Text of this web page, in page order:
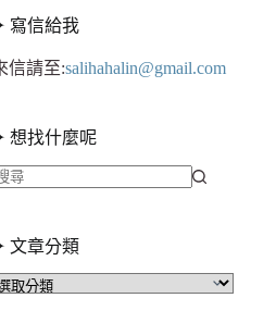
寫信給我
信請至:salihahalin@gmail.com
想找什麼呢
文章分類